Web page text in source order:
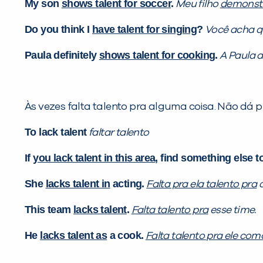
My son shows talent for soccer. Meu filho
Do you think I have talent for singing? Você acha
Paula definitely shows talent for cooking. A Paula
Às vezes falta talento pra alguma coisa. Não dá
To lack talent faltar talento
Ifyou lack talent in this area, find something else
She lacks talent in acting. Falta pra ela talento pra
This team lacks talent. Falta talento praesse time.
He lacks talent asa cook. Falta talento pra ele